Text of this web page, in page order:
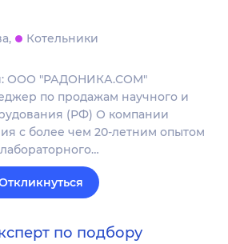
Котельники
ООО "РАДОНИКА.СОМ"
по продажам научного и
(РФ) О компании
с более чем 20-летним опытом
по подбору